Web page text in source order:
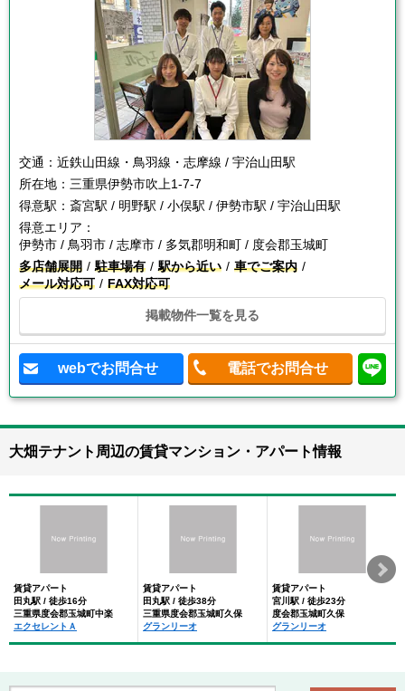
交通： 近鉄山田線・鳥羽線・志摩線 / 宇治山田駅
所在地： 三重県伊勢市吹上1-7-7
得意駅： 斎宮駅 / 明野駅 / 小俣駅 / 伊勢市駅 / 宇治山田駅
得意エリア：
伊勢市 / 鳥羽市 / 志摩市 / 多気郡明和町 / 度会郡玉城町
多店舗展開
駐車場有 駅から近い
車でご案内
メール対応可
FAX対応可
掲載物件一覧を見る
webでお問合せ 電話でお問合せ
大畑テナント周辺の賃貸マンション・アパート情報
賃貸アパート
田丸駅 / 徒歩16分
三重県度会郡玉城町中楽
エクセレントＡ
賃貸アパート
田丸駅 / 徒歩38分
三重県度会郡玉城町久保
グランリーオ
賃貸アパート
宮川駅 / 徒歩23分
度会郡玉城町久保
グランリーオ